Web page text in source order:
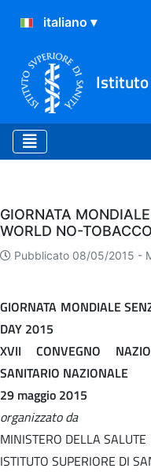
Istituto
Eventi
GIORNATA
WORLD NO-
Pubblicato 08/05/2015 -
GIORNATA MONDIALE
DAY 2015
XVII CONVEGNO
SANITARIO NAZIONALE
29 maggio 2015
organizzato da
MINISTERO DELLA SALUTE
ISTITUTO SUPERIORE DI